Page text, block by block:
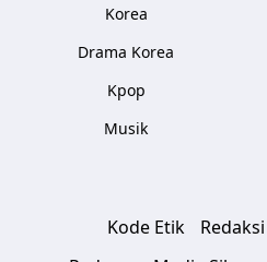
Korea
Drama Korea
Kpop
Musik
Kode Etik Redaksi